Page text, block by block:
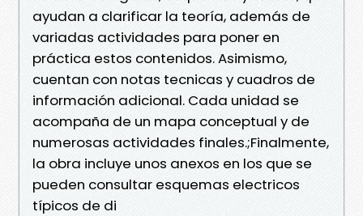
ayudan a clarificar la teoría, además de
variadas actividades para poner en
práctica estos contenidos. Asimismo,
cuentan con notas tecnicas y cuadros de
información adicional. Cada unidad se
acompaña de un mapa conceptual y de
numerosas actividades finales.;Finalmente,
la obra incluye unos anexos en los que se
pueden consultar esquemas electricos
típicos de di